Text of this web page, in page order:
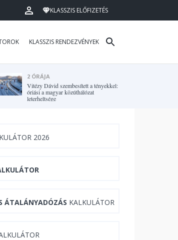
KLASSZIS ELŐFIZETÉS
KLASSZIS RENDEZVÉNYEK
2 ÓRÁJA
Vitézy Dávid szembesített a tényekkel:
óriási a magyar közúthálózat
leterheltsége
2026
ÁTALÁNYADÓZÁS KALKULÁTOR